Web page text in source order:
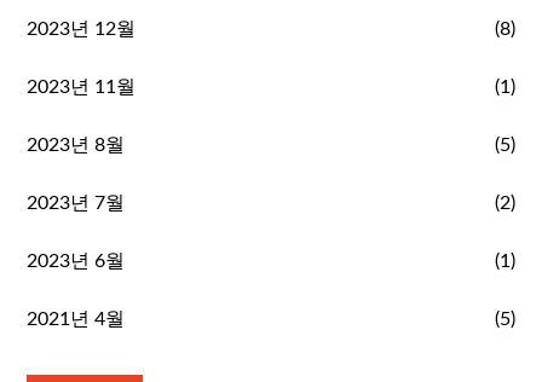
2023년 12월 (8)
2023년 11월 (1)
2023년 8월 (5)
2023년 7월 (2)
2023년 6월 (1)
2021년 4월 (5)